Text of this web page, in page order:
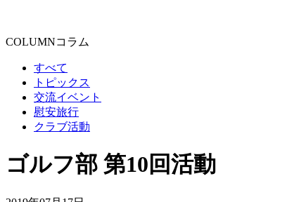
COLUMNコラム
すべて
トピックス
交流イベント
慰安旅行
クラブ活動
ゴルフ部 第10回活動